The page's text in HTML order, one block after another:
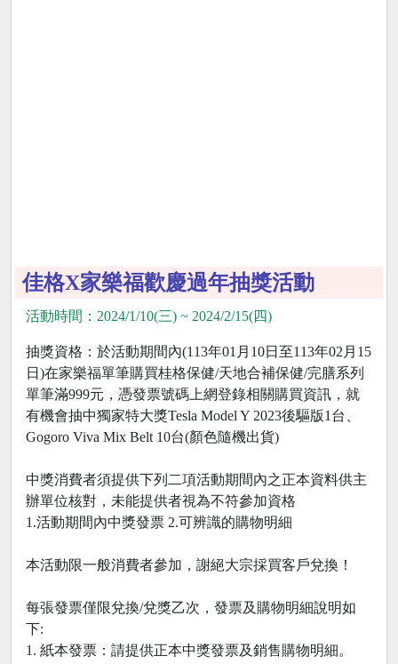
佳格X家樂福歡慶過年抽獎活動
活動時間：2024/1/10(三) ~ 2024/2/15(四)
抽獎資格：於活動期間內(113年01月10日至113年02月15
日)在家樂福單筆購買桂格保健/天地合補保健/完膳系列
單筆滿999元，憑發票號碼上網登錄相關購買資訊，就
有機會抽中獨家特大獎Tesla Model Y 2023後驅版1台、
Gogoro Viva Mix Belt 10台(顏色隨機出貨)
中獎消費者須提供下列二項活動期間內之正本資料供主
辦單位核對，未能提供者視為不符參加資格
1.活動期間內中獎發票 2.可辨識的購物明細
本活動限一般消費者參加，謝絕大宗採買客戶兌換！
每張發票僅限兌換/兌獎乙次，發票及購物明細說明如
下:
1. 紙本發票：請提供正本中獎發票及銷售購物明細。